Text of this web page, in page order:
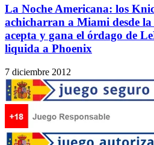
La Noche Americana: los
achicharran a Miami desde
acepta y gana el órdago de
liquida a Phoenix
7 diciembre 2012